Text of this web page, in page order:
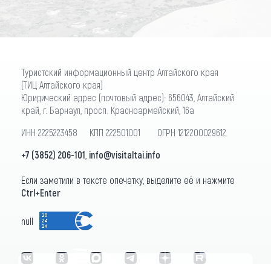
Туристский информационный центр Алтайского края
(ТИЦ Алтайского края)
Юридический адрес (почтовый адрес): 656043, Алтайский
край, г. Барнаул, просп. Красноармейский, 16а
ИНН 2225223458 КПП 222501001 ОГРН 1212200029612
+7 (3852) 206-101 info@visitaltai.info
Если заметили в тексте опечатку, выделите её и нажмите
Ctrl+Enter
null